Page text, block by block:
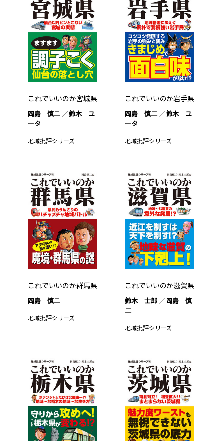
これでいいのか宮城県
岡島 慎二
鈴木 ユ
ータ
地域批評シリーズ
これでいいのか岩手県
岡島 慎二
鈴木 ユ
ータ
地域批評シリーズ
これでいいのか群馬県
岡島 慎二
地域批評シリーズ
これでいいのか滋賀県
鈴木 士郎
岡島 慎
二
地域批評シリーズ